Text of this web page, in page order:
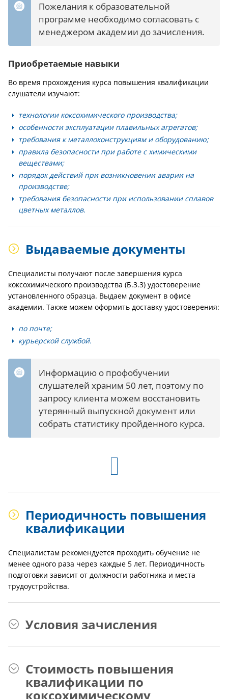
Пожелания к образовательной
программе необходимо согласовать с
менеджером академии до зачисления.
Приобретаемые навыки
Во время прохождения курса повышения квалификации
слушатели изучают:
технологии коксохимического производства;
особенности эксплуатации плавильных агрегатов;
требования к металлоконструкциям и оборудованию;
правила безопасности при работе с химическими
веществами;
порядок действий при возникновении аварии на
производстве;
требования безопасности при использовании сплавов
цветных металлов.
Выдаваемые документы
Специалисты получают после завершения курса
коксохимического производства (Б.3.3) удостоверение
установленного образца. Выдаем документ в офисе
академии. Также можем оформить доставку удостоверения:
по почте;
курьерской службой.
Информацию о профобучении
слушателей храним 50 лет, поэтому по
запросу клиента можем восстановить
утерянный выпускной документ или
собрать статистику пройденного курса.
Периодичность повышения
квалификации
Специалистам рекомендуется проходить обучение не
менее одного раза через каждые 5 лет. Периодичность
подготовки зависит от должности работника и места
трудоустройства.
Условия зачисления
Стоимость повышения
квалификации по
коксохимическому